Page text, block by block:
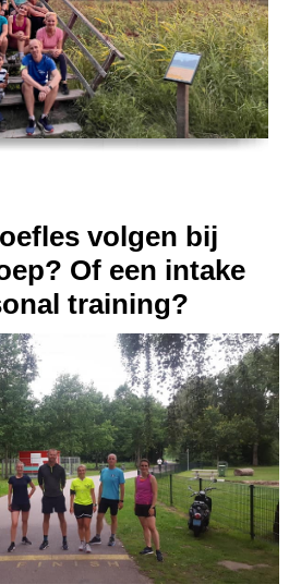
volgen bij
Of een intake
training?